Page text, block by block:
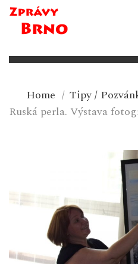
Home / Tipy/
Ruská perla. Výstava